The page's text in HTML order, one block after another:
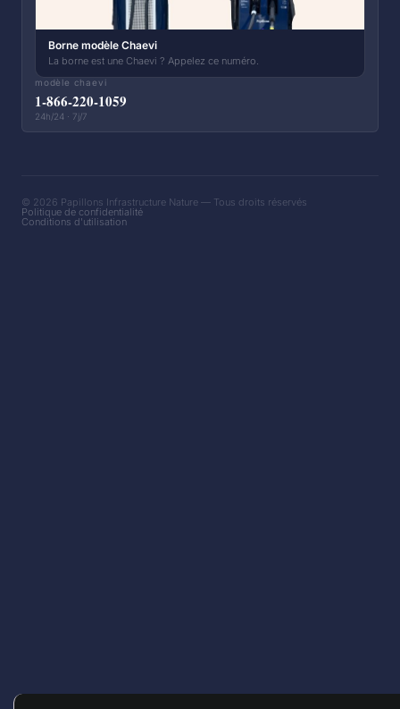
Borne modèle Chaevi
La borne est une Chaevi ? Appelez ce numéro.
modèle chaevi
1-866-220-1059
24h/24 · 7j/7
© 2026 Papillons Infrastructure Nature — Tous droits réservés
Politique de confidentialité
Conditions d'utilisation